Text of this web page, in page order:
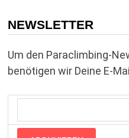
NEWSLETTER
Um den Paraclimbing-
benötigen wir Deine E-